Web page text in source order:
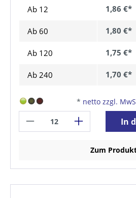
Ab 12 1,86 €*
Ab 60 1,80 €*
Ab 120 1,75 €*
Ab 240 1,70 €*
* netto zzgl.
In
Zum